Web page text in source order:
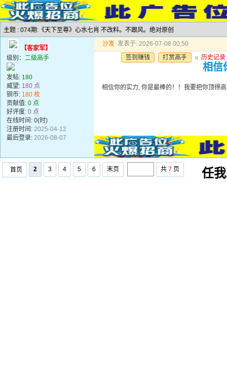
主题 : 074期:《天下至尊》心水七肖 不改料。不跟风。绝对原创
【客家军】
级别： 二级高手
发帖: 180
威望: 180 点
铜币: 180 枚
贡献值: 0 点
好评度: 0 点
在线时间: 0(时)
注册时间: 2025-04-12
最后登录: 2026-08-07
沙发 发表于: 2026-07-08 00:50
签到赚钱
打赏高手 u 历史记录
相信
相信你的实力, 你是最棒的！！我要把你顶得
首页 2 3 4 5 6 末页 共 7 页 任我